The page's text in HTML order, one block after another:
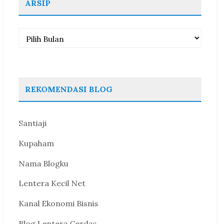
ARSIP
Arsip
REKOMENDASI BLOG
Santiaji
Kupaham
Nama Blogku
Lentera Kecil Net
Kanal Ekonomi Bisnis